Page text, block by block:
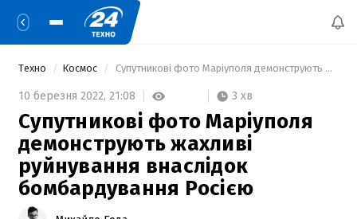
Техно Космос Супутникові фото Маріуполя демонструють жахливі руйнування внаслідок бомбардування Росією
10 березня 2022, 21:08 3 хв
Супутникові фото Маріуполя
демонструють жахливі
руйнування внаслідок
бомбардування Росією